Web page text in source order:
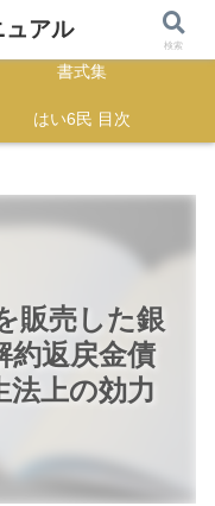
正誤表
書式集
はい6民 目次
販売した銀
約返戻金債
法上の効力
ュアル
検索